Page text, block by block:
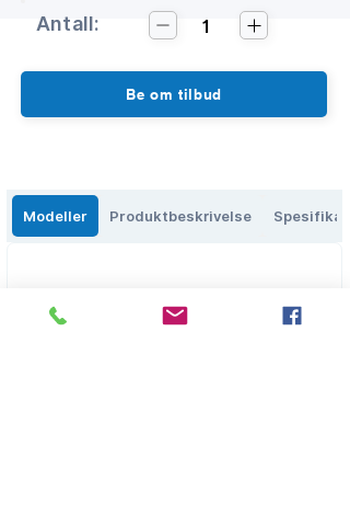
Antall: 1
Be om tilbud
Modeller Produktbeskrivelse